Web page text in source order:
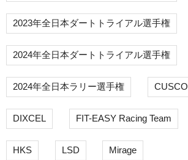
2023年全日本ダートトライアル選手権
2024年全日本ダートトライアル選手権
2024年全日本ラリー選手権 CUSCO
DIXCEL FIT-EASY Racing Team
HKS LSD Mirage